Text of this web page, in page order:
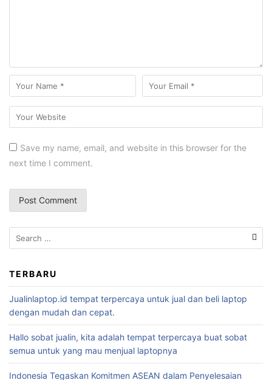
Save my name, email, and website in this browser for the
next time I comment.
TERBARU
Jualinlaptop.id tempat terpercaya untuk jual dan beli laptop
dengan mudah dan cepat.
Hallo sobat jualin, kita adalah tempat terpercaya buat sobat
semua untuk yang mau menjual laptopnya
Indonesia Tegaskan Komitmen ASEAN dalam Penyelesaian